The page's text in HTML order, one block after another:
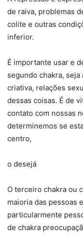
de raiva, problemas
colite e outras
inferior.
É importante usar e
segundo chakra, seja
criativa, relações
dessas coisas. É de
contato com nossas
determinemos se
centro,
o desejá
O terceiro chakra ou
maioria das pessoas
particularmente
de chakra